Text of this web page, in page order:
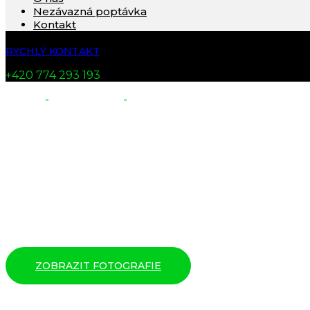
Nezávazná poptávka
Kontakt
RYCHLÝ KONTAKT
+420 774 293 193
- -
ZOBRAZIT FOTOGRAFIE